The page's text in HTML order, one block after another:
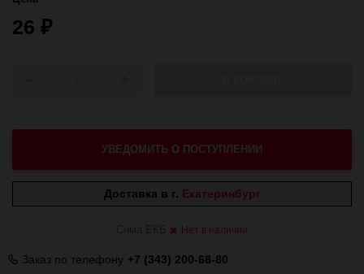
26 ₽
УВЕДОМИТЬ О ПОСТУПЛЕНИИ
Доставка в г. Екатеринбург
Нет в наличии
Заказ по телефону +7 (343) 200-68-80